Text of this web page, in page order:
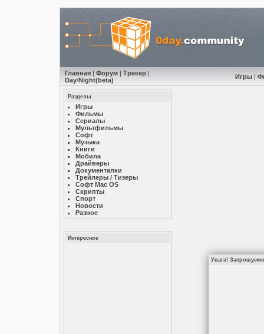
Главная| Форум| Трекер|
Day/Night(beta) Игры|
Разделы
Игры
Фильмы
Сериалы
Мультфильмы
Софт
Музыкa
Книги
Мобила
Драйверы
Документалки
Трейлеры / Тизеры
Софт Mac OS
Скрипты
Спорт
Новости
Разное
Интересное
Увага! Запрошуємо